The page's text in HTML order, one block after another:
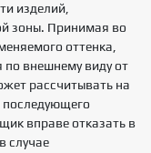
изделий,
зоны. Принимая во
оттенка,
по внешнему виду от
рассчитывать на
последующего
вправе отказать в
случае